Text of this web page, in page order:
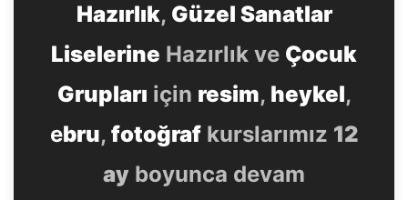
Hazırlık, Güzel Sanatlar
Liselerine Hazırlık ve Çocuk
Grupları için resim, heykel,
ebru, fotoğrafkurslarımız 12
ay boyunca devam